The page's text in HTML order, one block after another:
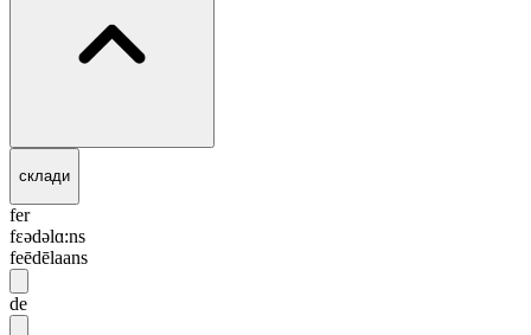
склади
fer
fɛədəlɑ:ns
feēdēlaans
de